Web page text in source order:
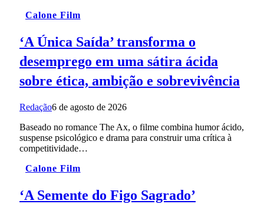
Calone Film
‘A Única Saída’ transforma o
desemprego em uma sátira ácida
sobre ética, ambição e sobrevivência
Redação6 de agosto de 2026
Baseado no romance The Ax, o filme combina humor ácido,
suspense psicológico e drama para construir uma crítica à
competitividade…
Calone Film
‘A Semente do Figo Sagrado’